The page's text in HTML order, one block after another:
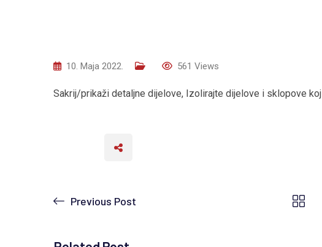
10. Maja 2022. 561 Views
Sakrij/prikaži detaljne dijelove, Izolirajte dijelove i sklopove
Previous Post